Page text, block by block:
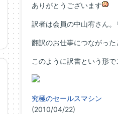
ありがとうございます
訳者は会員の中山宥さん
翻訳のお仕事につながった
このように訳書という形
究極のセールスマシン
(2010/04/22)